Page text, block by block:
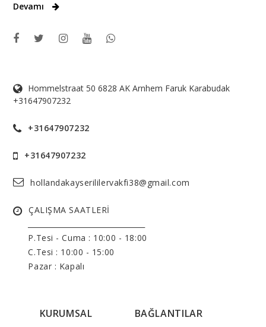
Devamı
Hommelstraat 50 6828 AK Arnhem Faruk Karabudak
+31647907232
+31647907232
+31647907232
hollandakayserililervakfi38@gmail.com
ÇALIŞMA SAATLERİ
P.Tesi - Cuma : 10:00 - 18:00
C.Tesi : 10:00 - 15:00
Pazar : Kapalı
KURUMSAL BAĞLANTILAR